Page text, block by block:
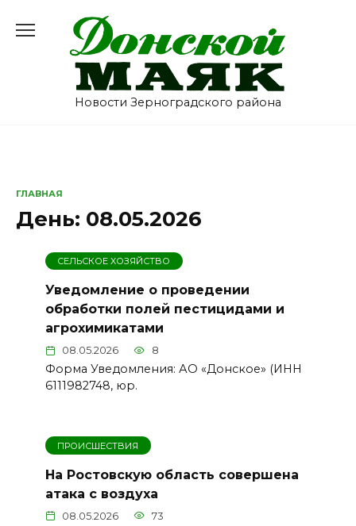
содержанию
Новости Зерноградского района
ГЛАВНАЯ
День: 08.05.2026
СЕЛЬСКОЕ ХОЗЯЙСТВО
Уведомление о проведении
обработки полей пестицидами и
агрохимикатами
08.05.2026 8
Форма Уведомления: АО «Донское» (ИНН
6111982748, юр.
ПРОИСШЕСТВИЯ
На Ростовскую область совершена
атака с воздуха
08.05.2026 73